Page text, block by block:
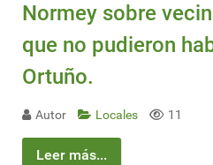
Normey sobre
que no pudieron
Ortuño.
Autor Locales 11
Leer más...